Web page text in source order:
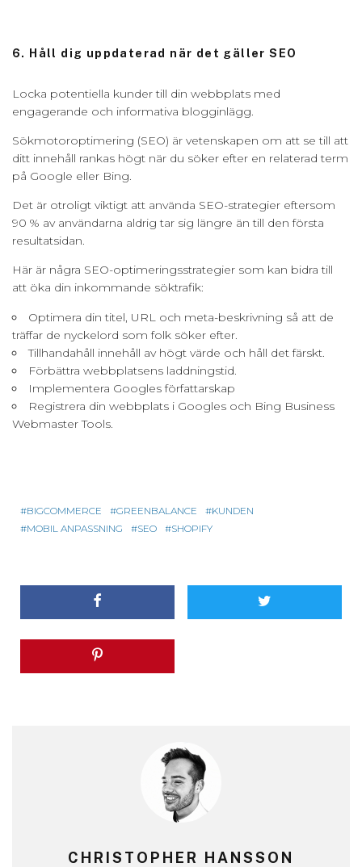
6. Håll dig uppdaterad när det gäller SEO
Locka potentiella kunder till din webbplats med
engagerande och informativa blogginlägg.
Sökmotoroptimering (SEO) är vetenskapen om att se till att
ditt innehåll rankas högt när du söker efter en relaterad term
på Google eller Bing.
Det är otroligt viktigt att använda SEO-strategier eftersom
90 % av användarna aldrig tar sig längre än till den första
resultatsidan.
Här är några SEO-optimeringsstrategier som kan bidra till
att öka din inkommande söktrafik:
Optimera din titel, URL och meta-beskrivning så att de
träffar de nyckelord som folk söker efter.
Tillhandahåll innehåll av högt värde och håll det färskt.
Förbättra webbplatsens laddningstid.
Implementera Googles författarskap
Registrera din webbplats i Googles och Bing Business
Webmaster Tools.
BIGCOMMERCE GREENBALANCE
KUNDEN
MOBIL ANPASSNING
SEO SHOPIFY
CHRISTOPHER HANSSON